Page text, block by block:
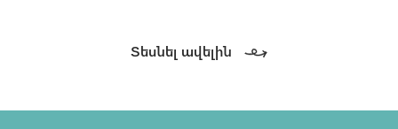
Տեսնել ավելին